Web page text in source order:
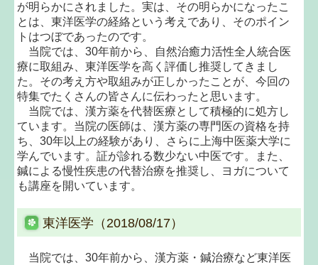
が明らかにされました。実は、その明らかになったこ
とは、東洋医学の経絡という考えであり、そのポイン
トはつぼであったのです。
当院では、30年前から、自然治癒力活性全人統合医
療に取組み、東洋医学を高く評価し推奨してきまし
た。その考え方や取組みが正しかったことが、今回の
特集でたくさんの皆さんに伝わったと思います。
当院では、漢方薬を代替医療として積極的に処方し
ています。当院の医師は、漢方薬の専門医の資格を持
ち、30年以上の経験があり、さらに上海中医薬大学に
学んでいます。証が診れる数少ない中医です。また、
鍼による慢性疾患の代替治療を推奨し、ヨガについて
も講座を開いています。
東洋医学（2018/08/17）
当院では、30年前から、漢方薬・鍼治療など東洋医